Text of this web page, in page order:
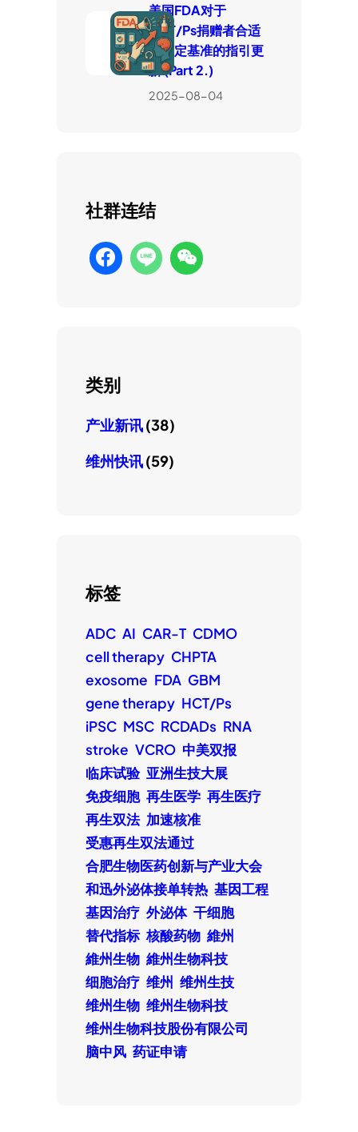
美国FDA对于
HCT/Ps捐赠者合适
性判定基准的指引更
新 (Part 2.)
2025-08-04
社群连结
类别
产业新讯(38)
维州快讯(59)
标签
ADC AI CAR-T CDMO
cell therapy CHPTA
exosome FDA GBM
gene therapy HCT/Ps
iPSC MSC RCDADs RNA
stroke VCRO 中美双报
临床试验 亚洲生技大展
免疫细胞 再生医学 再生医疗
再生双法 加速核准
受惠再生双法通过
合肥生物医药创新与产业大会
和迅外泌体接单转热 基因工程
基因治疗 外泌体 干细胞
替代指标 核酸药物 維州
維州生物 維州生物科技
细胞治疗 维州 维州生技
维州生物 维州生物科技
维州生物科技股份有限公司
脑中风 药证申请